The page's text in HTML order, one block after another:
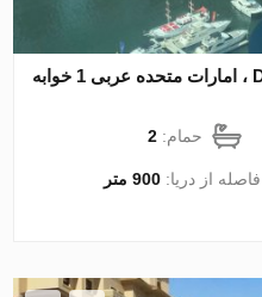
آپارتمان در Dubai Marina، Dubai ، امارات متحده عربی 1 خوابه
حمام:2
فاصله از دریا:900 متر